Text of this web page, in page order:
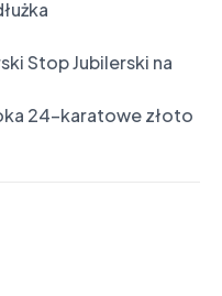
Stop Jubilerski na
24-karatowe złoto